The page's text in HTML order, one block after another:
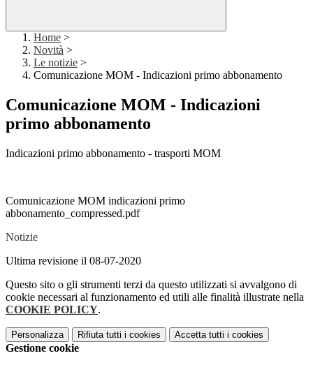
Home >
Novità >
Le notizie >
Comunicazione MOM - Indicazioni primo abbonamento
Comunicazione MOM - Indicazioni
primo abbonamento
Indicazioni primo abbonamento - trasporti MOM
Comunicazione MOM indicazioni primo
abbonamento_compressed.pdf
Notizie
Ultima revisione il 08-07-2020
Questo sito o gli strumenti terzi da questo utilizzati si avvalgono di
cookie necessari al funzionamento ed utili alle finalità illustrate nella
COOKIE POLICY.
Personalizza Rifiuta tutti i cookies Accetta tutti i cookies
Gestione cookie